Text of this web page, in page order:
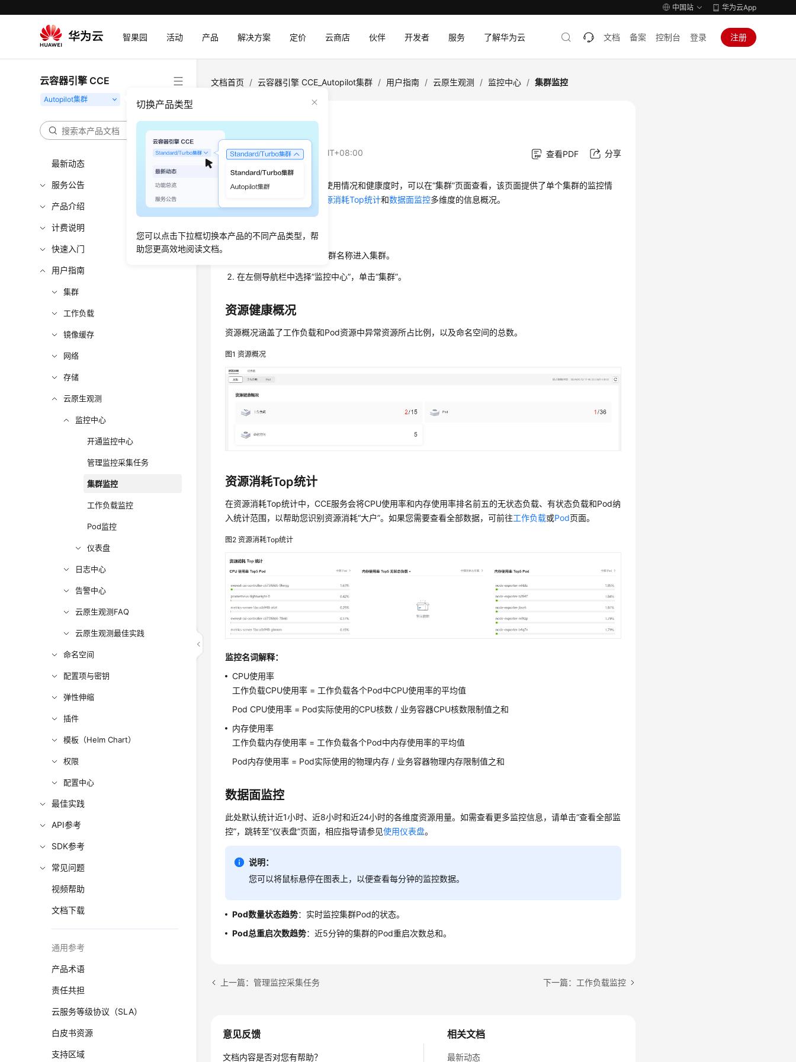
中国站 华为云App
智果园 活动 产品 解决方案 定价 云商店 伙伴 开发者 服务 了解华为云 文档 备案 控制台 登录 注册
云容器引擎 CCE
切换产品类型
您可以点击下拉框切换本产品的不同产品类型，帮
助您更高效地阅读文档。
最新动态
服务公告
产品介绍
计费说明
快速入门
用户指南
集群
工作负载
镜像缓存
网络
存储
云原生观测
监控中心
开通监控中心
管理监控采集任务
集群监控
工作负载监控
Pod监控
仪表盘
日志中心
告警中心
云原生观测FAQ
云原生观测最佳实践
命名空间
配置项与密钥
弹性伸缩
插件
模板（Helm Chart）
权限
配置中心
最佳实践
API参考
SDK参考
常见问题
视频帮助
文档下载
通用参考
产品术语
责任共担
云服务等级协议（SLA）
白皮书资源
支持区域
文档首页 / 云容器引擎 CCE_Autopilot集群 / 用户指南 / 云原生观测 / 监控中心 / 集群监控
更新时间：2025-07-25 GMT+08:00 查看PDF 分享
当您想观测整个集群的资源使用情况和健康度时，可以在“集群”页面查看，该页面提供了单个集群的监控情
资源消耗Top统计和数据面监控多维度的信息概况。
功能入口
，单击集群名称进入集群。
在左侧导航栏中选择“监控中心”，单击“集群”。
资源健康概况
资源概况涵盖了工作负载和Pod资源中异常资源所占比例，以及命名空间的总数。
图1资源概况
资源消耗Top统计
在资源消耗Top统计中，CCE服务会将CPU使用率和内存使用率排名前五的无状态负载、有状态负载和Pod纳
入统计范围，以帮助您识别资源消耗“大户”。如果您需要查看全部数据，可前往工作负载或Pod页面。
图2资源消耗Top统计
监控名词解释：
CPU使用率
工作负载CPU使用率 = 工作负载各个Pod中CPU使用率的平均值
Pod CPU使用率 = Pod实际使用的CPU核数 / 业务容器CPU核数限制值之和
内存使用率
工作负载内存使用率 = 工作负载各个Pod中内存使用率的平均值
Pod内存使用率 = Pod实际使用的物理内存 / 业务容器物理内存限制值之和
数据面监控
此处默认统计近1小时、近8小时和近24小时的各维度资源用量。如需查看更多监控信息，请单击“查看全部监
控”，跳转至“仪表盘”页面，相应指导请参见使用仪表盘。
说明：
您可以将鼠标悬停在图表上，以便查看每分钟的监控数据。
Pod数量状态趋势：实时监控集群Pod的状态。
Pod总重启次数趋势：近5分钟的集群的Pod重启次数总和。
上一篇：管理监控采集任务 下一篇：工作负载监控
相关文档
最新动态
意见反馈
文档内容是否对您有帮助？